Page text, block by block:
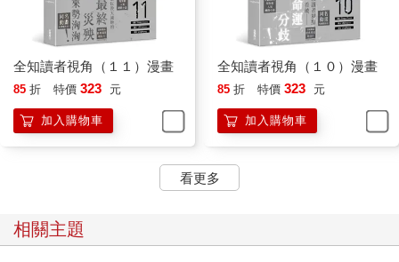
─tls123：為了表達感謝之意，我想送你一份特別的禮物。
─金獨子：禮物？
─tls123：畢竟這個故事能夠面世，都是託讀者的福。
應作者的要求，我將慣用的電子信箱發送過去。
─金獨子：哇，真的嗎？什麼時候開始？這種大作我應該從一開
由於《滅活法》是每日連載的小說，若是每天追進度，一個月就
全知讀者視角（１１）漫畫
85 折 特價 323 元
加入購物車
全知讀者視角（１０）漫畫
85 折 特價 323 元
加入購物車
看更多
相關主題